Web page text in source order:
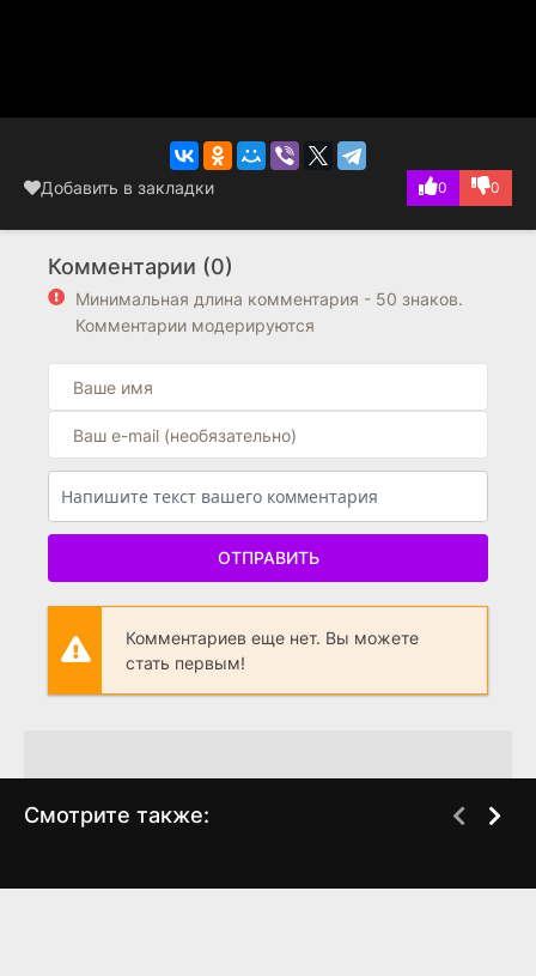
Добавить в закладки 0 0
Комментарии (0)
Минимальная длина комментария - 50 знаков.
Комментарии модерируются
ОТПРАВИТЬ
Комментариев еще нет. Вы можете
стать первым!
Смотрите также: